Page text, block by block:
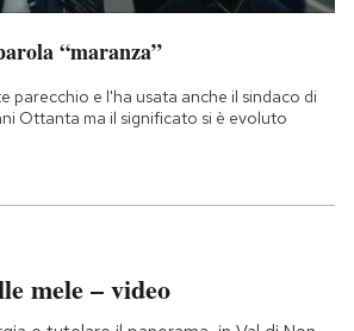
“maranza”
parecchio e l'ha usata anche il sindaco di
Ottanta ma il significato si è evoluto
mele – video